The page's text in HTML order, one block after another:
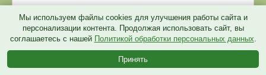
Мы используем файлы cookies для улучшения работы сайта и
персонализации контента. Продолжая использовать сайт, вы
соглашаетесь с нашей Политикой обработки персональных данных.
Принять
Политика конфиденциальности